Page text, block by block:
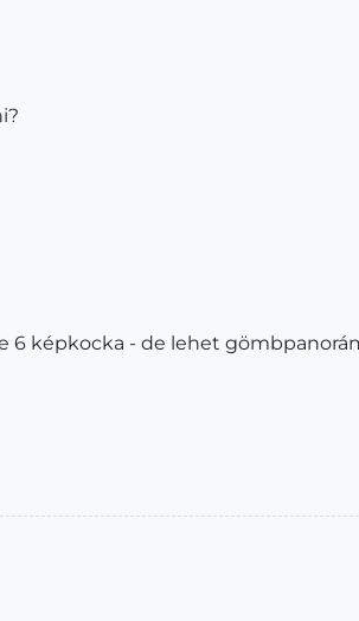
képkocka - de lehet